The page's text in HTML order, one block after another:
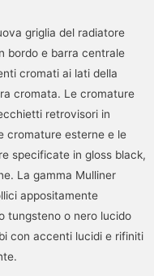
griglia del radiatore
bordo e barra centrale
cromati ai lati della
cromata. Le cromature
retrovisori in
cromature esterne e le
specificate in gloss black,
La gamma Mulliner
appositamente
tungsteno o nero lucido
con accenti lucidi e rifiniti